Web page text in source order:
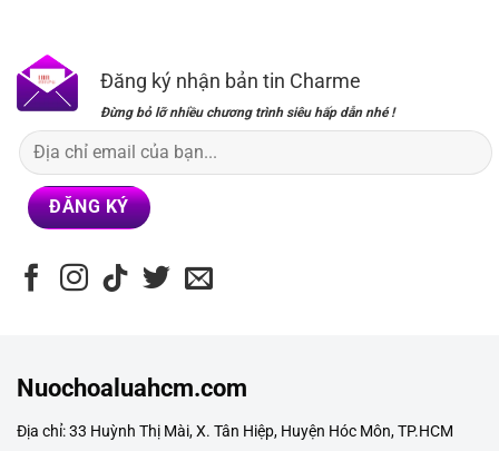
Đăng ký nhận bản tin Charme
Đừng bỏ lỡ nhiều chương trình siêu hấp dẫn nhé !
Nuochoaluahcm.com
Địa chỉ: 33 Huỳnh Thị Mài, X. Tân Hiệp, Huyện Hóc Môn, TP.HCM